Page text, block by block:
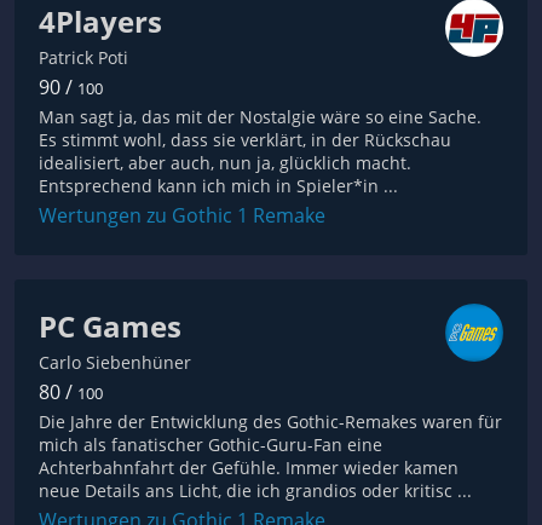
4Players
Patrick Poti
90 / 100
Man sagt ja, das mit der Nostalgie wäre so eine Sache.
Es stimmt wohl, dass sie verklärt, in der Rückschau
idealisiert, aber auch, nun ja, glücklich macht.
Entsprechend kann ich mich in Spieler*in ...
Wertungen zu Gothic 1 Remake
PC Games
Carlo Siebenhüner
80 / 100
Die Jahre der Entwicklung des Gothic-Remakes waren für
mich als fanatischer Gothic-Guru-Fan eine
Achterbahnfahrt der Gefühle. Immer wieder kamen
neue Details ans Licht, die ich grandios oder kritisc ...